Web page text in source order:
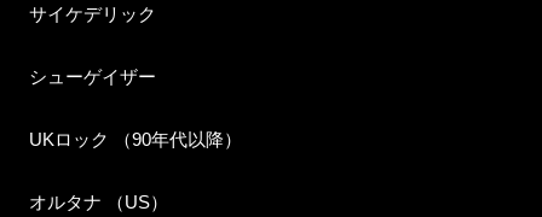
サイケデリック
シューゲイザー
UKロック （90年代以降）
オルタナ （US）